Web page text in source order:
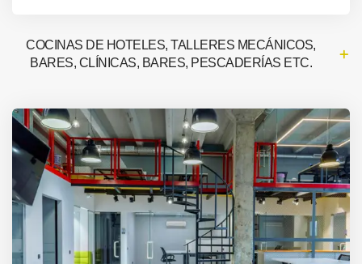
COCINAS DE HOTELES, TALLERES MECÁNICOS,
BARES, CLÍNICAS, BARES, PESCADERÍAS ETC.